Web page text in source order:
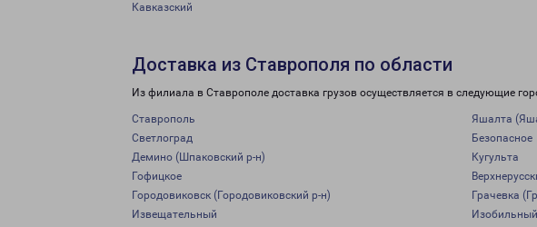
Кавказский
Доставка из Ставрополя по области
Из филиала в Ставрополе доставка грузов осуществляется в следующие
Ставрополь Яшалта
Светлоград
Безопасное
Демино (Шпаковский р-н)
Кугульта
Гофицкое
Городовиковск (Городовиковский р-н)
Грачевка
Извещательный
Изобильный